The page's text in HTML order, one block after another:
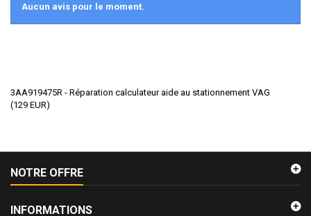
Aucun avis pour le moment.
3AA919475R - Réparation calculateur aide au stationnement VAG
(129 EUR)
NOTRE OFFRE
INFORMATIONS